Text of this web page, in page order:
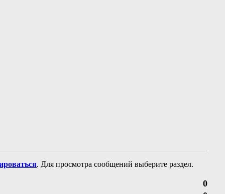
. Для просмотра сообщений выберите раздел.
0